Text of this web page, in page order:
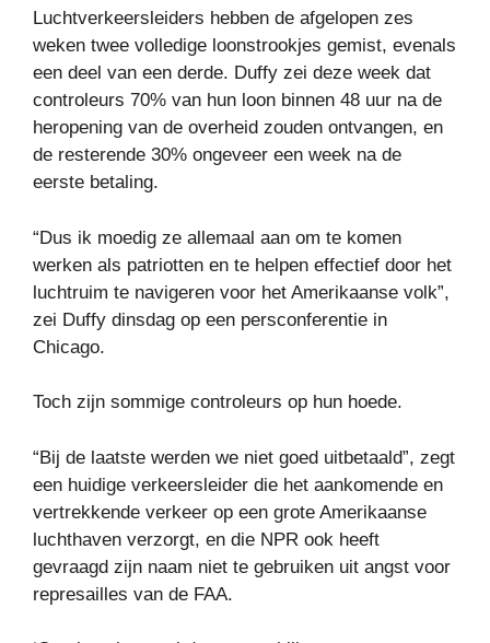
Luchtverkeersleiders hebben de afgelopen zes
weken twee volledige loonstrookjes gemist, evenals
een deel van een derde. Duffy zei deze week dat
controleurs 70% van hun loon binnen 48 uur na de
heropening van de overheid zouden ontvangen, en
de resterende 30% ongeveer een week na de
eerste betaling.
“Dus ik moedig ze allemaal aan om te komen
werken als patriotten en te helpen effectief door het
luchtruim te navigeren voor het Amerikaanse volk”,
zei Duffy dinsdag op een persconferentie in
Chicago.
Toch zijn sommige controleurs op hun hoede.
“Bij de laatste werden we niet goed uitbetaald”, zegt
een huidige verkeersleider die het aankomende en
vertrekkende verkeer op een grote Amerikaanse
luchthaven verzorgt, en die NPR ook heeft
gevraagd zijn naam niet te gebruiken uit angst voor
represailles van de FAA.